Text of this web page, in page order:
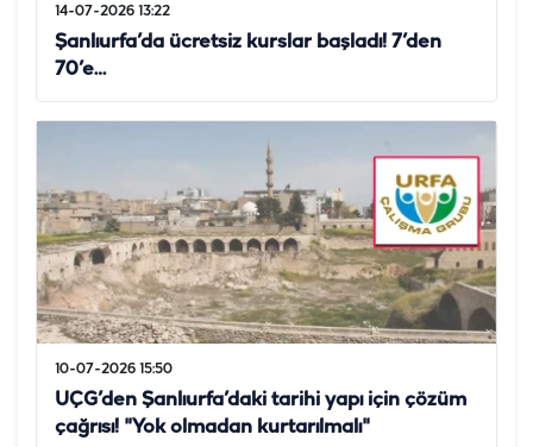
14-07-2026 13:22
Şanlıurfa’da ücretsiz kurslar başladı! 7’den
70’e…
10-07-2026 15:50
UÇG’den Şanlıurfa’daki tarihi yapı için çözüm
çağrısı! "Yok olmadan kurtarılmalı"